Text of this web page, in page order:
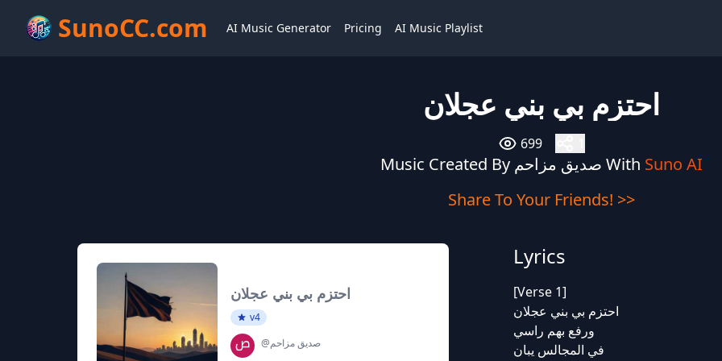
SunoCC.com AI Music Generator Pricing AI Music Playlist
احتزم بي بني عجلان
699
Music Created By صديق مزاحم With Suno AI
Share To Your Friends! >>
احتزم بي بني عجلان
v4
@صديق مزاحم
Lyrics
[Verse 1]
احتزم بي بني عجلان
ورفع بهم راسي
في المجالس يبان